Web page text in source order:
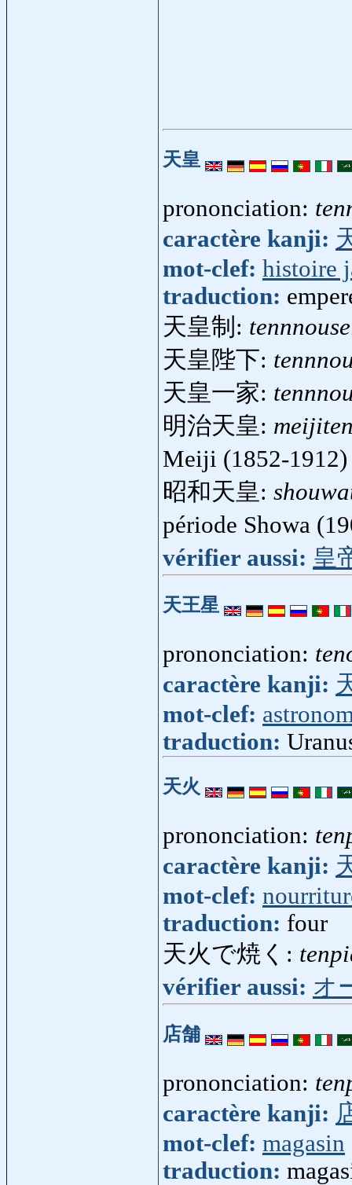
天皇
prononciation:
caractère kanji:
mot-clef: histoire
traduction:
天皇制:
天皇陛下:
天皇一家:
明治天皇:
Meiji (1852-
昭和天皇:
période Showa
vérifier aussi: 皇
天王星
prononciation:
caractère kanji:
mot-clef:
traduction:
天火
prononciation:
caractère kanji:
mot-clef:
traduction: four
天火で焼く:
vérifier aussi: オ
店舗
prononciation:
caractère kanji:
mot-clef: magasin
traduction: